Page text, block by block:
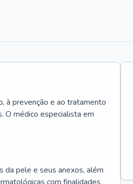
à prevenção e ao tratamento
O médico especialista em
da pele e seus anexos, além